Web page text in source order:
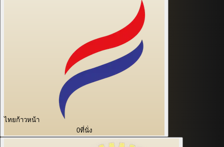
ไทยก้าวหน้า
0ที่นั่ง